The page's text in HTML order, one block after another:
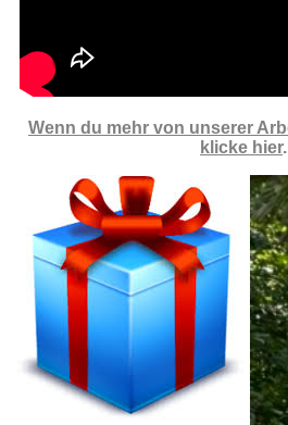
Wenn du mehr von unserer
klicke hier.